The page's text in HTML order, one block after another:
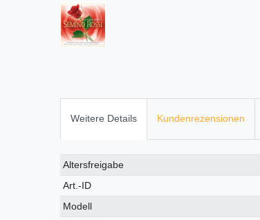
Weitere Details Kundenrezensionen
Technisches
Merkmal
Wert
Altersfreigabe
Art.-ID
Modell